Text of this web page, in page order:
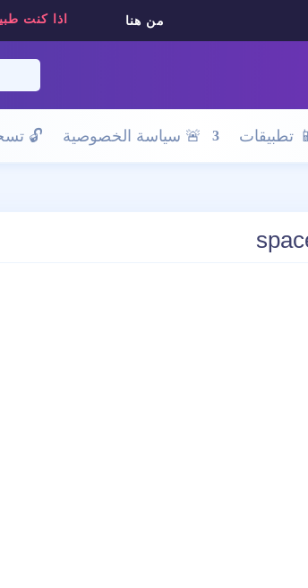
اذا كنت من هنا
📱 تطبيقات 🚨 سياسة الخصوصية 🔓